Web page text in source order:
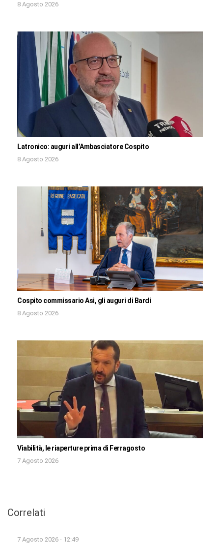
8 Agosto 2026
Latronico: auguri all’Ambasciatore Cospito
8 Agosto 2026
Cospito commissario Asi, gli auguri di Bardi
8 Agosto 2026
Viabilità, le riaperture prima di Ferragosto
7 Agosto 2026
Correlati
7 Agosto 2026 - 12:49